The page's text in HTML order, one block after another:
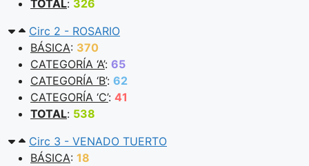
TOTAL: 326
Circ 2 - ROSARIO
BÁSICA: 370
CATEGORÍA ‘A’: 65
CATEGORÍA ‘B’: 62
CATEGORÍA ‘C’: 41
TOTAL: 538
Circ 3 - VENADO TUERTO
BÁSICA: 18